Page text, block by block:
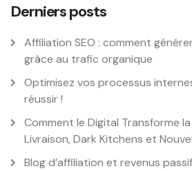
Derniers posts
Affiliation SEO : comment
grâce au trafic organique
Optimisez vos processus
réussir !
Comment le Digital Transforme
Livraison, Dark Kitchens et
Blog d’affiliation et revenus